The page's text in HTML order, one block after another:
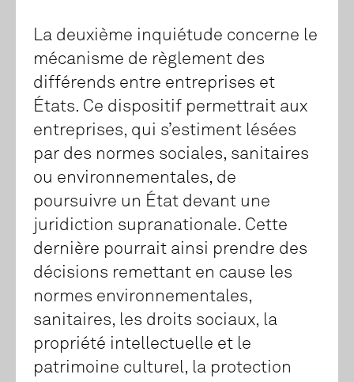
La deuxième inquiétude concerne le
mécanisme de règlement des
différends entre entreprises et
États. Ce dispositif permettrait aux
entreprises, qui s’estiment lésées
par des normes sociales, sanitaires
ou environnementales, de
poursuivre un État devant une
juridiction supranationale. Cette
dernière pourrait ainsi prendre des
décisions remettant en cause les
normes environnementales,
sanitaires, les droits sociaux, la
propriété intellectuelle et le
patrimoine culturel, la protection